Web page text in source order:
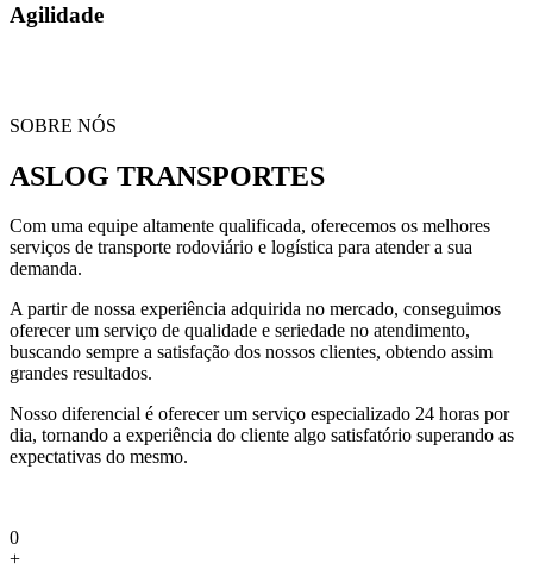
Agilidade
SOBRE NÓS
ASLOG TRANSPORTES
Com uma equipe altamente qualificada, oferecemos os melhores
serviços de transporte rodoviário e logística para atender a sua
demanda.
A partir de nossa experiência adquirida no mercado, conseguimos
oferecer um serviço de qualidade e seriedade no atendimento,
buscando sempre a satisfação dos nossos clientes, obtendo assim
grandes resultados.
Nosso diferencial é oferecer um serviço especializado 24 horas por
dia, tornando a experiência do cliente algo satisfatório superando as
expectativas do mesmo.
0
+